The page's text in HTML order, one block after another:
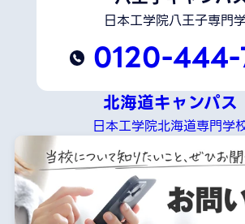
日本工学院八王子専門
0120-
北海道キャンパス
日本工学院北海道専門学